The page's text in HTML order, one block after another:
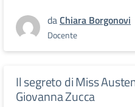
daChiara Borgonovi
Docente
Il segreto di Miss
Giovanna Zucca